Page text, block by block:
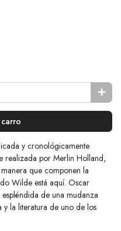
y cronológicamente
realizada por Merlin Holland,
que componen la
Wilde está aquí. Oscar
de una mudanza
y la literatura de uno de los